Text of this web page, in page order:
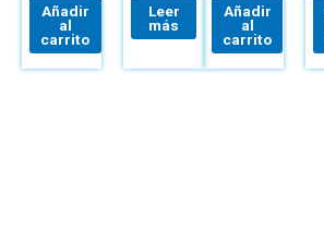
Añadir
al
carrito
Leer
más
Añadir
al
carrito